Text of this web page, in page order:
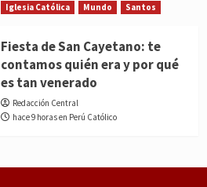
Iglesia Católica Mundo Santos
Fiesta de San Cayetano: te
contamos quién era y por qué
es tan venerado
Redacción Central
hace 9 horas en Perú Católico